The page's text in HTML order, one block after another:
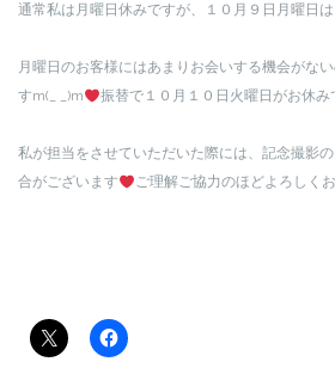
通常私は月曜日休みですが、１０月９日月曜日
月曜日のお客様にはあまりお会いする機会がな
すm(_ _)m
振替で１０月１０日火曜日がお休み
私が担当をさせていただいた際には、記念撮影
合がございます
ご理解ご協力のほどよろしく